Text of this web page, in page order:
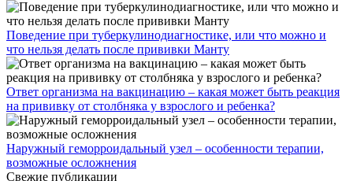
Поведение при туберкулинодиагностике, или что можно и
что нельзя делать после прививки Манту
Ответ организма на вакцинацию – какая может быть реакция
на прививку от столбняка у взрослого и ребенка?
Наружный геморроидальный узел – особенности терапии,
возможные осложнения
Свежие публикации